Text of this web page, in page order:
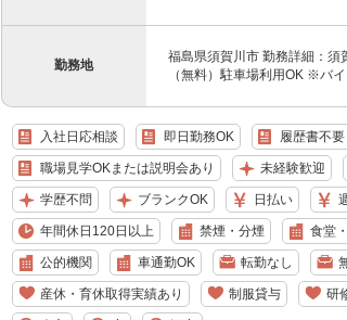
勤務地
福島県須賀川市 勤務詳細：
（無料）駐車場利用OK ※バ
入社日応相談 即日勤務OK 履歴書不要
職場見学OKまたは説明会あり 未経験歓迎
学歴不問 ブランクOK 日払い
年間休日120日以上 禁煙・分煙 食堂
公的機関 車通勤OK 転勤なし
産休・育休取得実績あり 制服貸与 研